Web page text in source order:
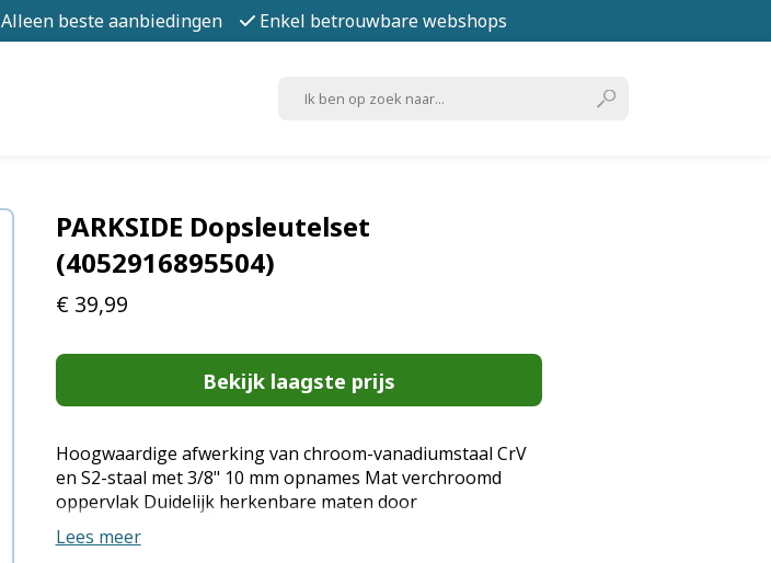
Alleen beste aanbiedingen Enkel betrouwbare webshops
PARKSIDE Dopsleutelset
(4052916895504)
€ 39,99
Bekijk laagste prijs
Hoogwaardige afwerking van chroom-vanadiumstaal CrV
en S2-staal met 3/8" 10 mm opnames Mat verchroomd
oppervlak Duidelijk herkenbare maten door
lasermarkeringen 20x schroevendraaierbit 4x
bougiesleutel met gelaserd bougiepictogram 17x
Lees meer